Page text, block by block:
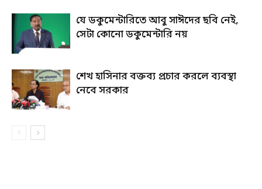
যে ডকুমেন্টারিতে আবু সাঈদের ছবি নেই,
সেটা কোনো ডকুমেন্টারি নয়
শেখ হাসিনার বক্তব্য প্রচার করলে ব্যবস্থা
নেবে সরকার